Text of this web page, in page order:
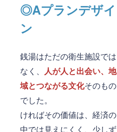
◎Aプランデザイ
ン
銭湯はただの衛生施設では
なく、 人が人と出会い、地
域とつながる文化そのもの
でした。
ければその価値は、経済の
中では見えにくく、少しず